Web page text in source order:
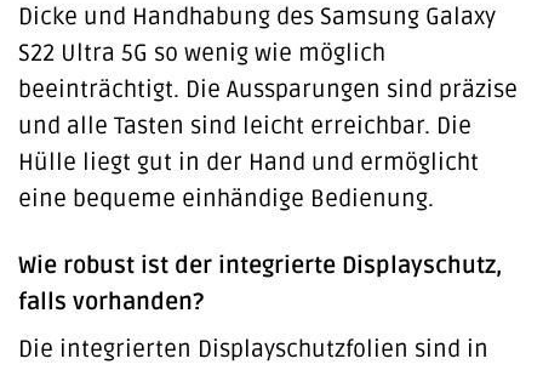
Dicke und Handhabung des Samsung Galaxy
S22 Ultra 5G so wenig wie möglich
beeinträchtigt. Die Aussparungen sind präzise
und alle Tasten sind leicht erreichbar. Die
Hülle liegt gut in der Hand und ermöglicht
eine bequeme einhändige Bedienung.
Wie robust ist der integrierte Displayschutz,
falls vorhanden?
Die integrierten Displayschutzfolien sind in